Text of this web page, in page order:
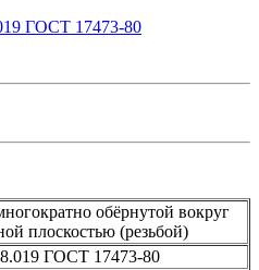
обёрнутой вокруг
плоскостью (резьбой)
ГОСТ 17473-80